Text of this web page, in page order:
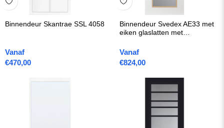
Binnendeur Skantrae SSL 4058
Vanaf
€470,00
Binnendeur Svedex AE33 met
eiken glaslatten met
rand
Vanaf
€824,00